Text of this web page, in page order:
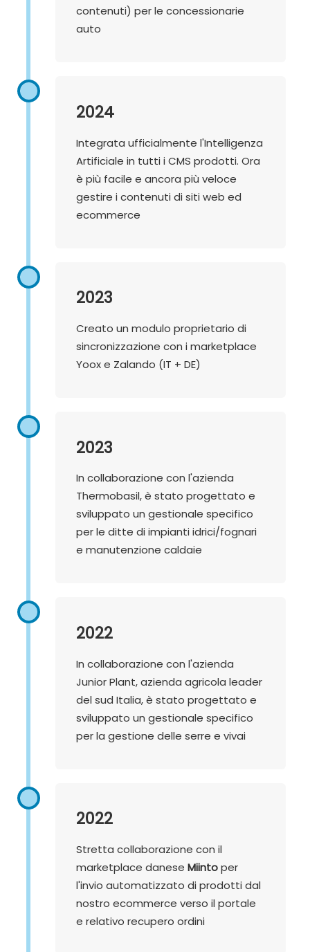
contenuti) per le concessionarie
auto
2024
Integrata ufficialmente l'Intelligenza
Artificiale in tutti i CMS prodotti. Ora
è più facile e ancora più veloce
gestire i contenuti di siti web ed
ecommerce
2023
Creato un modulo proprietario di
sincronizzazione con i marketplace
Yoox e Zalando (IT + DE)
2023
In collaborazione con l'azienda
Thermobasil, è stato progettato e
sviluppato un gestionale specifico
per le ditte di impianti idrici/fognari
e manutenzione caldaie
2022
In collaborazione con l'azienda
Junior Plant, azienda agricola leader
del sud Italia, è stato progettato e
sviluppato un gestionale specifico
per la gestione delle serre e vivai
2022
Stretta collaborazione con il
marketplace danese Miintoper
l'invio automatizzato di prodotti dal
nostro ecommerce verso il portale
e relativo recupero ordini